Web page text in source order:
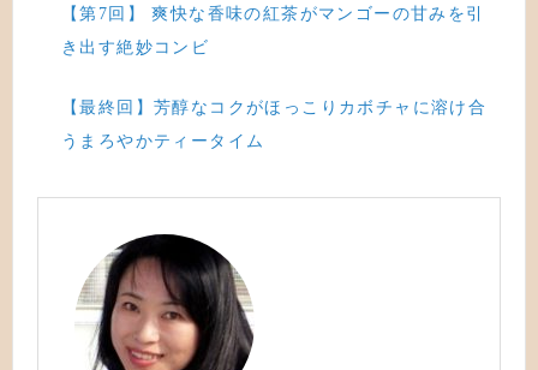
【第7回】 爽快な香味の紅茶がマンゴーの甘みを引
き出す絶妙コンビ
【最終回】芳醇なコクがほっこりカボチャに溶け合
うまろやかティータイム